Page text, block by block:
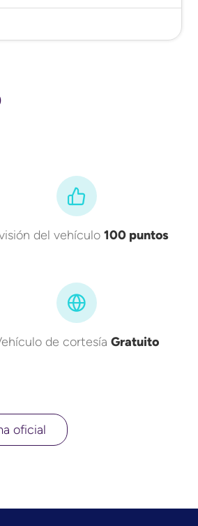
del vehículo100 puntos
de cortesíaGratuito
oficial